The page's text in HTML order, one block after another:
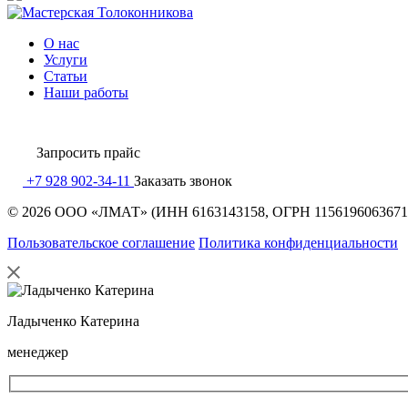
О нас
Услуги
Статьи
Наши работы
Запросить прайс
+7 928 902-34-11 Заказать звонок
© 2026 ООО «ЛМАТ» (ИНН 6163143158, ОГРН
Пользовательское соглашение Политика конфиденциальности
Ладыченко Катерина
менеджер